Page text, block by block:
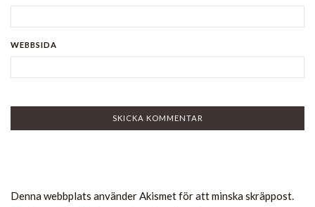
WEBBSIDA
Denna webbplats använder Akismet för att minska skräppost.